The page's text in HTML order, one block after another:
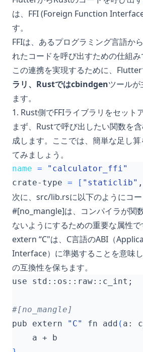
は、FFI (Foreign Function
す。
FFIは、あるプログラミング言語か
れたコードを呼び出すための仕組み
この連携を実現するために、
ラリ、Rustではcbindgenツール
ます。
1. Rust側でFFIライブラリをセット
まず、Rustで呼び出したい関数を
成します。ここでは、簡単な足し
てみましょう。
name =
"calculator_ffi"
crate-type = [ "staticlib" ,
次に、src/lib.rsに以下のようにコー
#[no_mangle]は、コンパイラが関
ないようにするための重要な属性で
extern “C"は、C言語のABI（
Interface）に準拠することを意味
の互換性を保ちます。
use std::os::raw::c_int ;
#[no_mangle]
pub extern
"C" fn add ( a: